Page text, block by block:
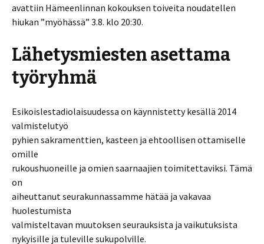
avattiin Hämeenlinnan kokouksen toiveita noudatellen
hiukan ”myöhässä” 3.8. klo 20:30.
Lähetysmiesten asettama
työryhmä
Esikoislestadiolaisuudessa on käynnistetty kesällä 2014
valmistelutyö
pyhien sakramenttien, kasteen ja ehtoollisen ottamiselle
omille
rukoushuoneille ja omien saarnaajien toimitettaviksi. Tämä
on
aiheuttanut seurakunnassamme hätää ja vakavaa
huolestumista
valmisteltavan muutoksen seurauksista ja vaikutuksista
nykyisille ja tuleville sukupolville.